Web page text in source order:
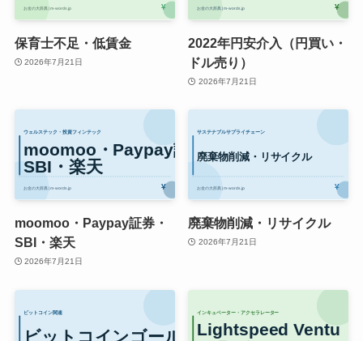
保育士不足・低賃金
2026年7月21日
2022年円安介入（円買い・
ドル売り）
2026年7月21日
moomoo・Paypay証券・
SBI・楽天
2026年7月21日
廃棄物削減・リサイクル
2026年7月21日